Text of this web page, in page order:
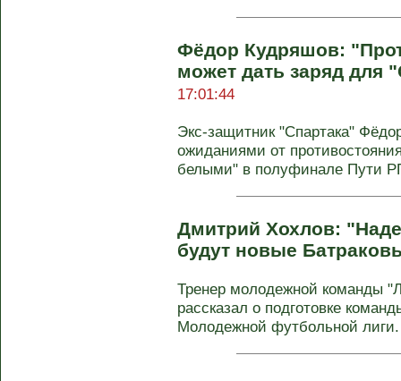
Фёдор Кудряшов:
может дать заряд для
17:01:44
Экс-защитник "Спартака"
ожиданиями от
белыми" в полуфинале Пути
Дмитрий Хохлов:
будут новые
Тренер молодежной команды
рассказал о подготовке
Молодежной футбольной